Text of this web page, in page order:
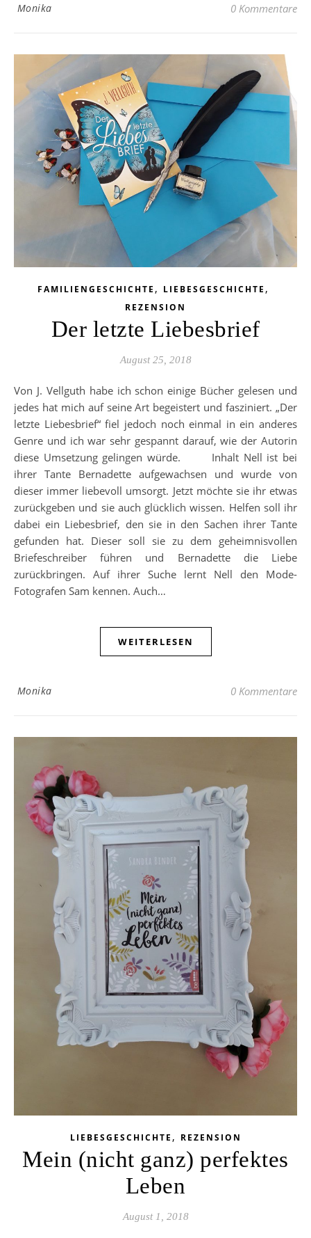
Monika 0 Kommentare
FAMILIENGESCHICHTE , LIEBESGESCHICHTE ,
REZENSION
Der letzte Liebesbrief
August 25, 2018
Von J. Vellguth habe ich schon einige Bücher gelesen und
jedes hat mich auf seine Art begeistert und fasziniert. „Der
letzte Liebesbrief“ fiel jedoch noch einmal in ein anderes
Genre und ich war sehr gespannt darauf, wie der Autorin
diese Umsetzung gelingen würde. Inhalt Nell ist bei
ihrer Tante Bernadette aufgewachsen und wurde von
dieser immer liebevoll umsorgt. Jetzt möchte sie ihr etwas
zurückgeben und sie auch glücklich wissen. Helfen soll ihr
dabei ein Liebesbrief, den sie in den Sachen ihrer Tante
gefunden hat. Dieser soll sie zu dem geheimnisvollen
Briefeschreiber führen und Bernadette die Liebe
zurückbringen. Auf ihrer Suche lernt Nell den Mode-
Fotografen Sam kennen. Auch…
WEITERLESEN
Monika 0 Kommentare
LIEBESGESCHICHTE , REZENSION
Mein (nicht ganz) perfektes
Leben
August 1, 2018